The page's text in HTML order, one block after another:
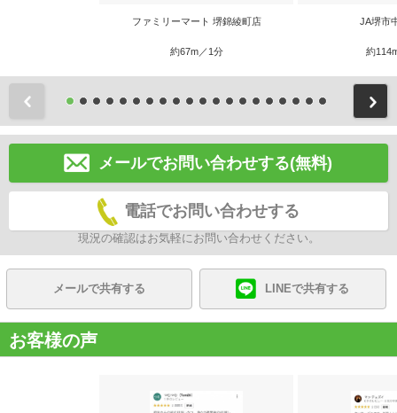
ファミリーマート 堺錦綾町店
約67m／1分
JA堺市
約
メールでお問い合わせする(無料)
電話でお問い合わせする
現況の確認はお気軽にお問い合わせください。
メールで共有する LINEで共有する
お客様の声